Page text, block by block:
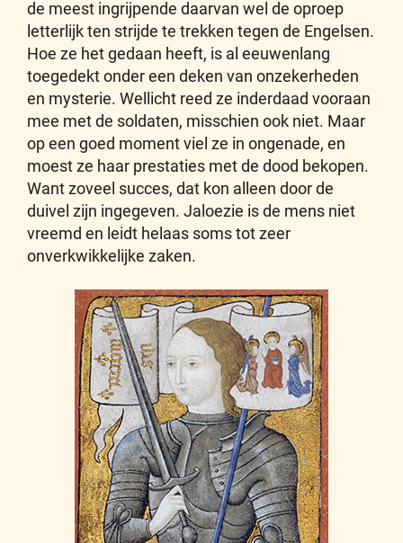
de meest ingrijpende daarvan wel de oproep
letterlijk ten strijde te trekken tegen de Engelsen.
Hoe ze het gedaan heeft, is al eeuwenlang
toegedekt onder een deken van onzekerheden
en mysterie. Wellicht reed ze inderdaad vooraan
mee met de soldaten, misschien ook niet. Maar
op een goed moment viel ze in ongenade, en
moest ze haar prestaties met de dood bekopen.
Want zoveel succes, dat kon alleen door de
duivel zijn ingegeven. Jaloezie is de mens niet
vreemd en leidt helaas soms tot zeer
onverkwikkelijke zaken.